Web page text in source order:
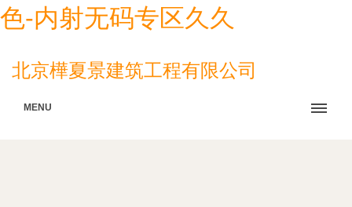
色-内射无码专区久久
北京樺夏景建筑工程有限公司
MENU